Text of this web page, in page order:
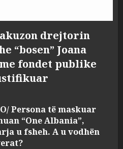
akuzon drejtorin
“bosen” Joana
fondet publike
Persona të maskuar
“One Albania”,
u fsheh. A u vodhën